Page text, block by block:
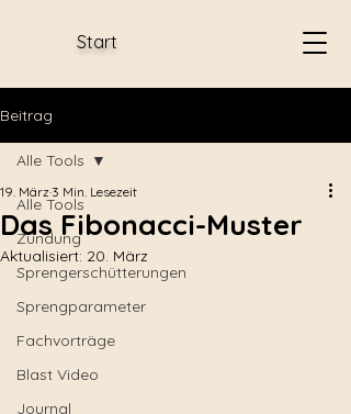
Start
Beitrag
Alle Tools
Zündung
Sprengerschütterungen
Sprengparameter
Fachvorträge
Blast Video
Journal
Alle Tools
Das Fibonacci-Muster
19. März 3 Min. Lesezeit
Aktualisiert: 20. März